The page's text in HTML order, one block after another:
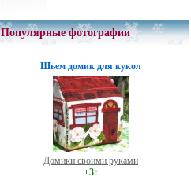
Популярные фотографии
Шьем домик для кукол
Домики своими руками
+3↑